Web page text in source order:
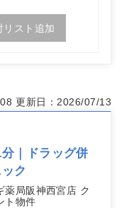
リスト追加
更新日：2026/07/13
｜ドラッグ併
ク
薬局阪神西宮店 ク
ト物件